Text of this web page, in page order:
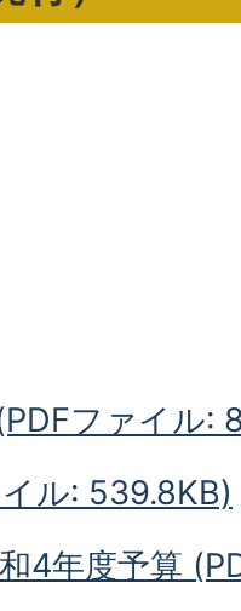
ファイル:
ル: 539.8KB)
4年度予算